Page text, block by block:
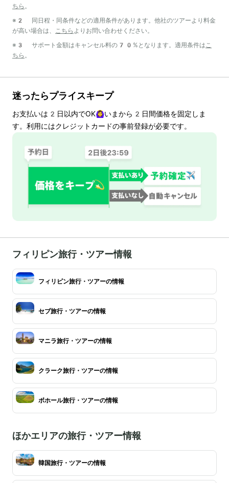
ちら 。
※2 同日程・同条件などの適用条件があります。他社のツアーより料金
が高い場合は、
こちら よりお問い合わせください。
※3 サポート金額はキャンセル料の70%となります。適用条件は こ
ちら 。
迷ったらプライスキープ
お支払いは 2 日以内でOK🙆‍♀️いまから 2 日間価格を固定しま
す。利用にはクレジットカードの事前登録が必要です。
フィリピン旅行・ツアー情報
フィリピン旅行・ツアーの情報
セブ旅行・ツアーの情報
マニラ旅行・ツアーの情報
クラーク旅行・ツアーの情報
ボホール旅行・ツアーの情報
ほかエリアの旅行・ツアー情報
韓国旅行・ツアーの情報